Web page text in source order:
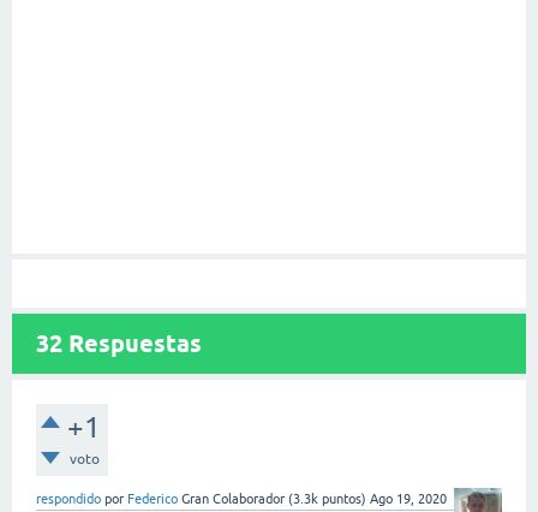
32 Respuestas
+1
voto
respondido por Federico Gran Colaborador (3.3k puntos) Ago 19, 2020